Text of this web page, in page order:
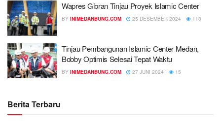
Wapres Gibran Tinjau Proyek Islamic Center
BY INIMEDANBUNG.COM 25 DESEMBER 2024 118
Tinjau Pembangunan Islamic Center Medan,
Bobby Optimis Selesai Tepat Waktu
BY INIMEDANBUNG.COM 27 JUNI 2024 15
Berita Terbaru